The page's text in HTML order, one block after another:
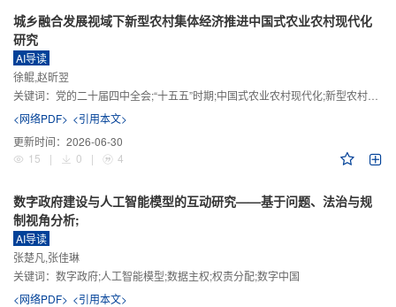
城乡融合发展视域下新型农村集体经济推进中国式农业农村现代化
研究
AI导读
徐鲲,赵昕翌
关键词： 党的二十届四中全会;“十五五”时期;中国式农业农村现代化;新型农村集体经济;城乡融合发展;新质生产力
<网络PDF> <引用本文>
更新时间： 2026-06-30
15
| 0 | 4
数字政府建设与人工智能模型的互动研究——基于问题、法治与规
制视角分析;
AI导读
张楚凡,张佳琳
关键词： 数字政府;人工智能模型;数据主权;权责分配;数字中国
<网络PDF> <引用本文>